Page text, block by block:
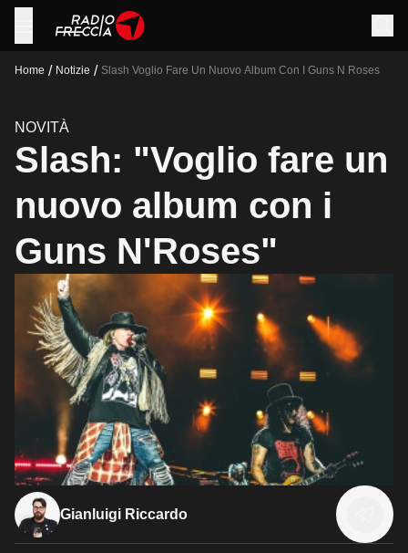
Home / Notizie / Slash Voglio Fare Un Nuovo Album Con I Guns N Roses
NOVITÀ
Slash: "Voglio fare un
nuovo album con i
Guns N'Roses"
Gianluigi Riccardo